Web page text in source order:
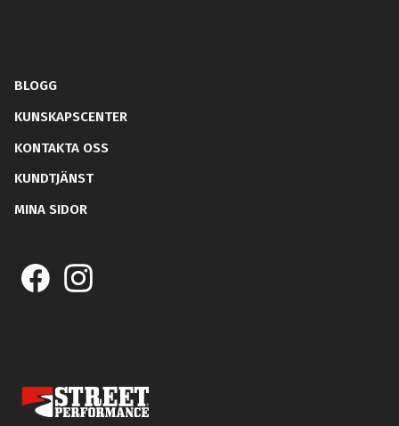
BLOGG
KUNSKAPSCENTER
KONTAKTA OSS
KUNDTJÄNST
MINA SIDOR